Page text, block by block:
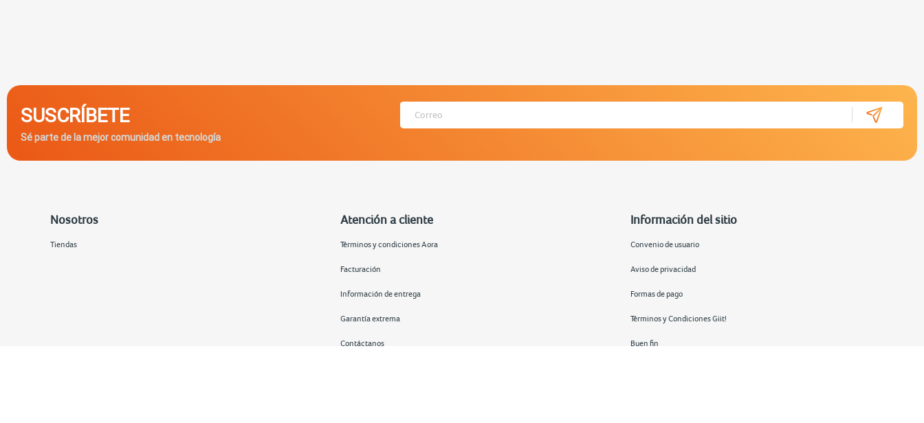
SUSCRÍBETE
Sé parte de la mejor comunidad en tecnología
Nosotros
Tiendas
Atención a cliente
Términos y condiciones Aora
Facturación
Información de entrega
Garantía extrema
Contáctanos
Información del sitio
Convenio de usuario
Aviso de privacidad
Formas de pago
Términos y Condiciones Giit!
Buen fin